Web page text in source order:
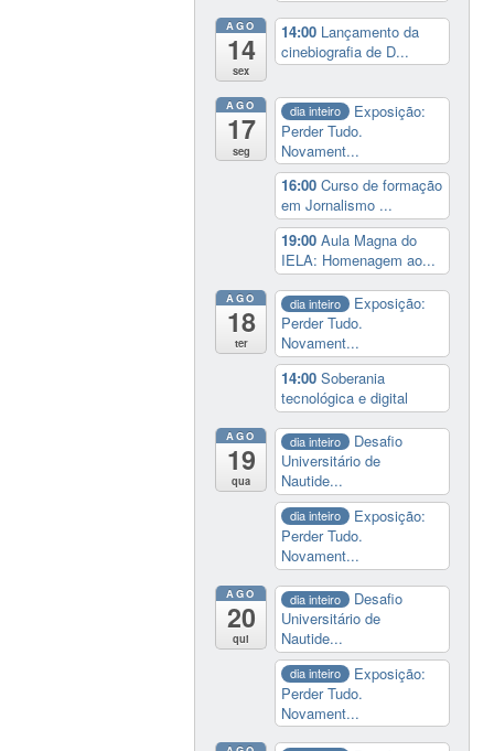
AGO
14
sex
14:00 Lançamento da
cinebiografia de D...
AGO
17
seg
dia inteiro
Exposição:
Perder Tudo.
Novament...
16:00Curso de formação
em Jornalismo ...
19:00Aula Magna do
IELA: Homenagem ao...
AGO
18
ter
dia inteiro
Exposição:
Perder Tudo.
Novament...
14:00Soberania
tecnológica e digital
AGO
19
qua
dia inteiro
Desafio
Universitário de
Nautide...
dia inteiro
Exposição:
Perder Tudo.
Novament...
AGO
20
qui
dia inteiro
Desafio
Universitário de
Nautide...
dia inteiro
Exposição:
Perder Tudo.
Novament...